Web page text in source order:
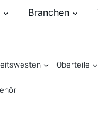
Branchen
Oberteile